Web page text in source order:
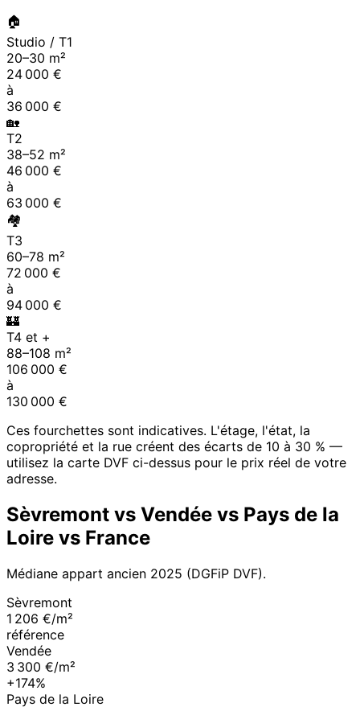
🏠
Studio / T1
20–30 m²
24 000 €
à
36 000 €
🏡
T2
38–52 m²
46 000 €
à
63 000 €
🏘
T3
60–78 m²
72 000 €
à
94 000 €
🏰
T4 et +
88–108 m²
106 000 €
à
130 000 €
Ces fourchettes sont indicatives. L'étage, l'état, la
copropriété et la rue créent des écarts de 10 à 30 % —
utilisez la carte DVF ci-dessus pour le prix réel de votre
adresse.
Sèvremont vs Vendée vs Pays de la
Loire vs France
Médiane appart ancien 2025 (DGFiP DVF).
Sèvremont
1 206 €/m²
référence
Vendée
3 300 €/m²
+174%
Pays de la Loire